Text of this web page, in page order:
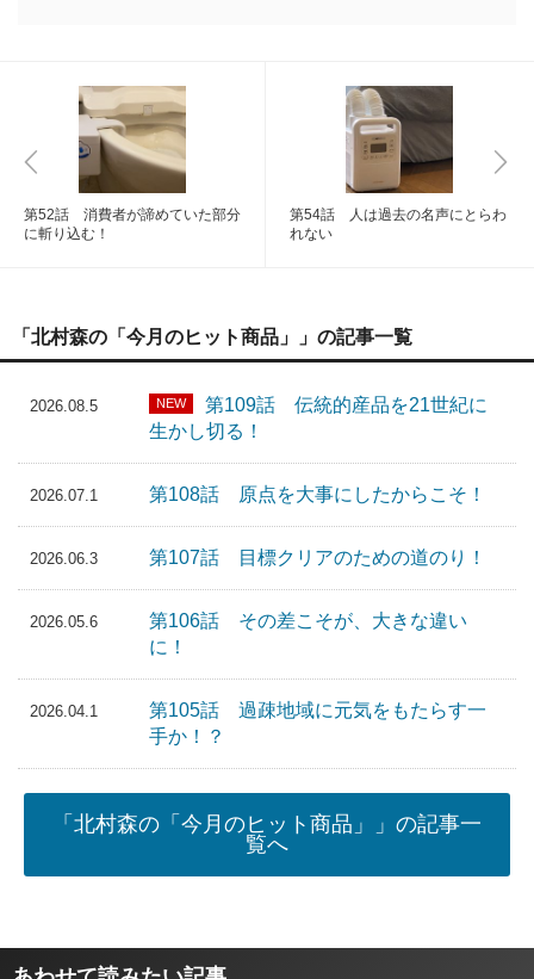
第52話 消費者が諦めていた部分
に斬り込む！
第54話 人は過去の名声にとらわ
れない
「北村森の「今月のヒット商品」」の記事一覧
2026.08.5 NEW
第109話 伝統的産品を21世紀に
生かし切る！
2026.07.1 第108話 原点を大事にしたからこそ！
2026.06.3 第107話 目標クリアのための道のり！
2026.05.6
第106話 その差こそが、大きな違い
に！
2026.04.1
第105話 過疎地域に元気をもたらす一
手か！？
「北村森の「今月のヒット商品」」の記事一
覧へ